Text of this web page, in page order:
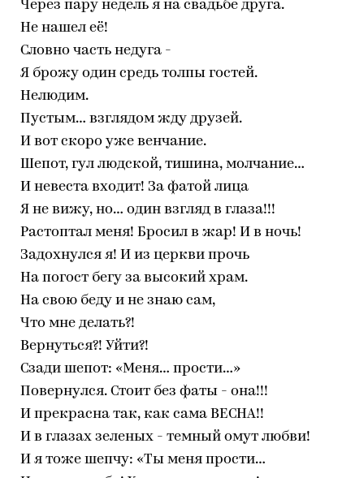
Через пару недель я на свадьбе друга.
Не нашел её!
Словно часть недуга -
Я брожу один средь толпы гостей.
Нелюдим.
Пустым… взглядом жду друзей.
И вот скоро уже венчание.
Шепот, гул людской, тишина, молчание…
И невеста входит! За фатой лица
Я не вижу, но… один взгляд в глаза!!!
Растоптал меня! Бросил в жар! И в ночь!
Задохнулся я! И из церкви прочь
На погост бегу за высокий храм.
На свою беду и не знаю сам,
Что мне делать?!
Вернуться?! Уйти?!
Сзади шепот: «Меня… прости…»
Повернулся. Стоит без фаты - она!!!
И прекрасна так, как сама ВЕСНА!!
И в глазах зеленых - темный омут любви!
И я тоже шепчу: «Ты меня прости…